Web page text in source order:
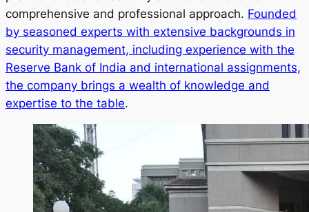
comprehensive and professional approach. Founded
by seasoned experts with extensive backgrounds in
security management, including experience with the
Reserve Bank of India and international assignments,
the company brings a wealth of knowledge and
expertise to the table.